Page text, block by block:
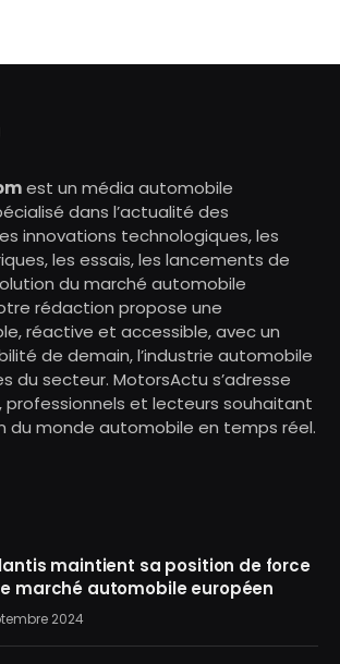
est un média automobile
dans l’actualité des
innovations technologiques, les
les essais, les lancements de
du marché automobile
rédaction propose une
réactive et accessible, avec un
de demain, l’industrie automobile
du secteur. MotorsActu s’adresse
professionnels et lecteurs souhaitant
du monde automobile en temps réel.
maintient sa position de force
marché automobile européen
2024